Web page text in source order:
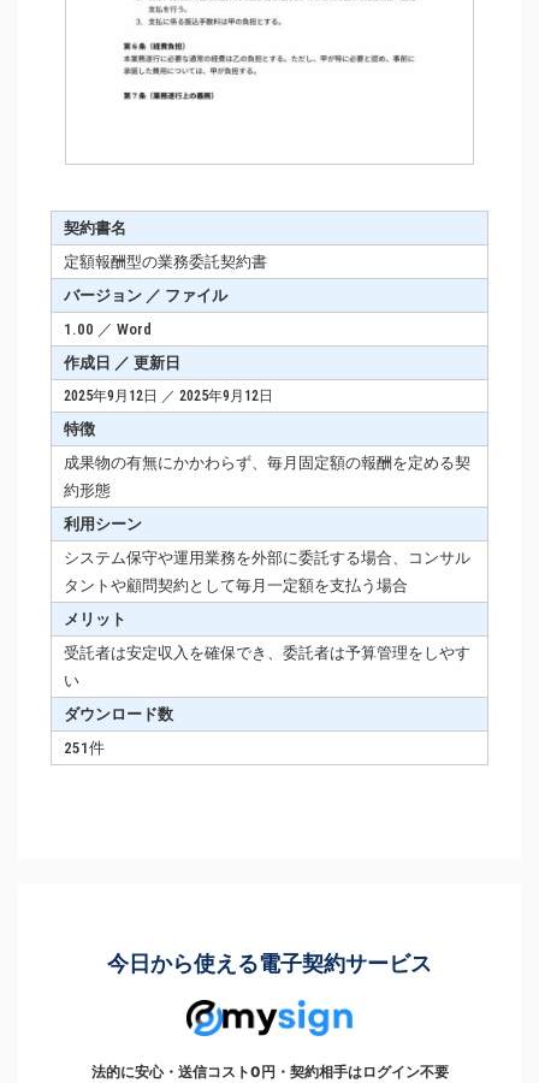
契約書名
定額報酬型の業務委託契約書
バージョン ／ ファイル
1.00 ／ Word
作成日 ／ 更新日
2025年9月12日 ／ 2025年9月12日
特徴
成果物の有無にかかわらず、毎月固定額の報酬を定める契
約形態
利用シーン
システム保守や運用業務を外部に委託する場合、コンサル
タントや顧問契約として毎月一定額を支払う場合
メリット
受託者は安定収入を確保でき、委託者は予算管理をしやす
い
ダウンロード数
251件
今日から使える電子契約サービス
法的に安心・送信コスト0円・契約相手はログイン不要